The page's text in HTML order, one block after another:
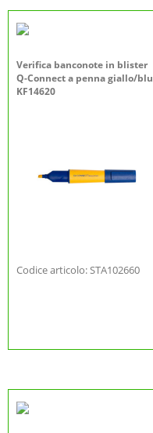
Verifica banconote in blister
Q-Connect a penna giallo/blu
KF14620
Codice articolo: STA102660